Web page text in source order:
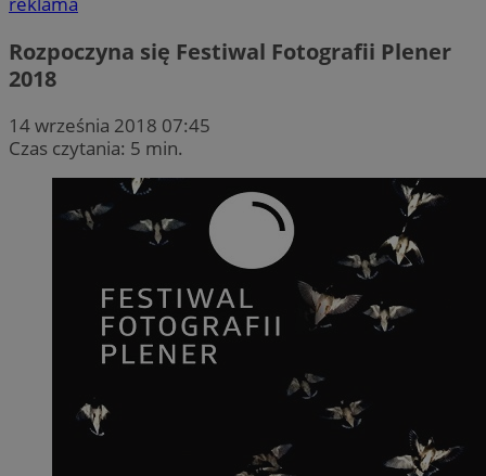
Rozpoczyna się Festiwal Fotografii Plener
2018
14 września 2018 07:45
Czas czytania: 5 min.